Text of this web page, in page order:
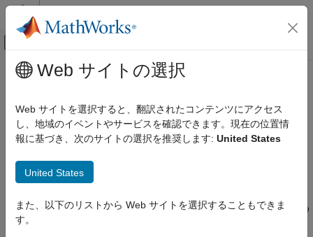
コンテンツへスキップ
オフキャンバス ナビゲーション メ
ドキュメンテーションのホーム
Robotics System Toolbox
衝突検出
collisionMesh
説明
作成
メインコンテンツ
collisionMesh
凸メッシュの衝突ジオメトリの作成
説明
ストを使用して凸メッシュとして衝突ジオメトリを作成するため
に使用します。
Web サイトの選択
Web サイトを選択すると、翻訳されたコンテンツにアクセス
し、地域のイベントやサービスを確認できます。現在の位置情
報に基づき、次のサイトの選択を推奨します: United States
United States
また、以下のリストから Web サイトを選択することもできま
す。